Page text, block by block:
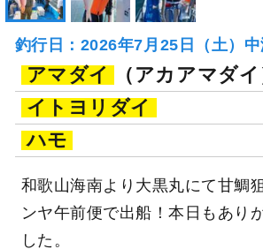
釣行日：2026年7月25日（土）中
アマダイ
（アカアマダイ
イトヨリダイ
ハモ
和歌山海南より大黒丸にて甘鯛
ンヤ午前便で出船！本日もあり
した。